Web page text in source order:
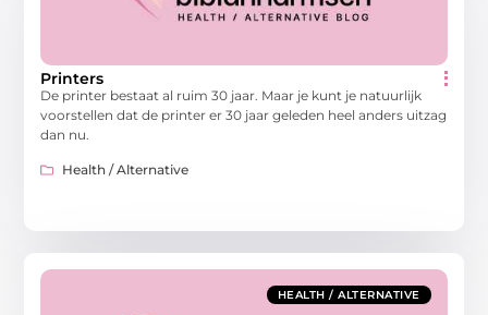
Printers
De printer bestaat al ruim 30 jaar. Maar je kunt je natuurlijk
voorstellen dat de printer er 30 jaar geleden heel anders uitzag
dan nu.
Health / Alternative
HEALTH / ALTERNATIVE